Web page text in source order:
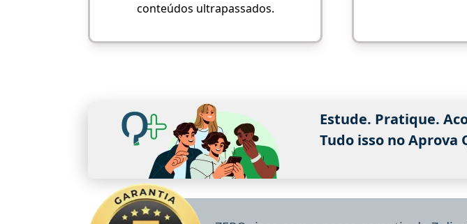
conteúdos ultrapassados.
Estude. Pratique.
Tudo isso no Aprova